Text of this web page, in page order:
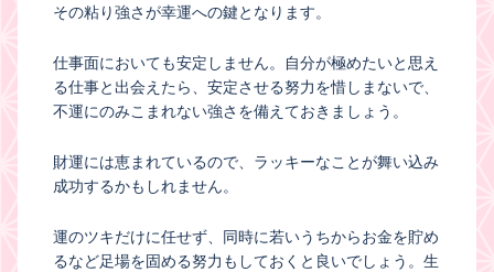
その粘り強さが幸運への鍵となります。
仕事面においても安定しません。自分が極めたいと思え
る仕事と出会えたら、安定させる努力を惜しまないで、
不運にのみこまれない強さを備えておきましょう。
財運には恵まれているので、ラッキーなことが舞い込み
成功するかもしれません。
運のツキだけに任せず、同時に若いうちからお金を貯め
るなど足場を固める努力もしておくと良いでしょう。生